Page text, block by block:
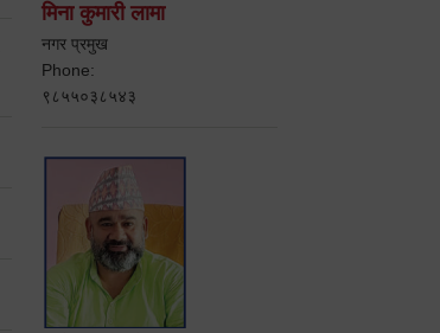
मिना कुमारी लामा
नगर प्रमुख
Phone:
९८५५०३८५४३